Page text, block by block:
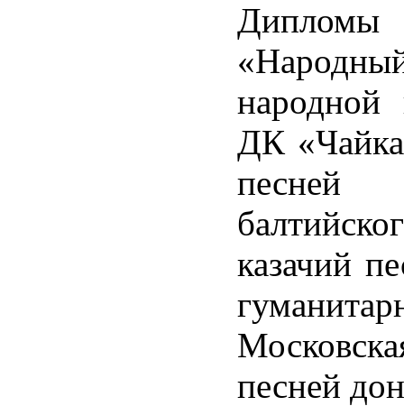
ДК
песней
казачий
песней